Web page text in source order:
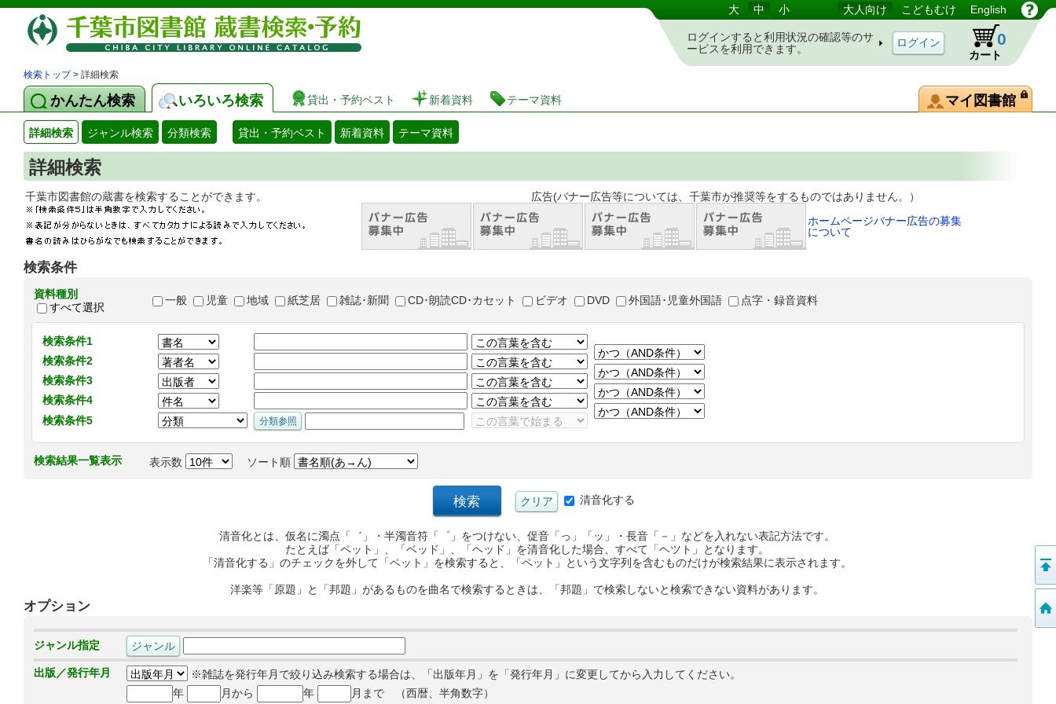
図書館 蔵書検索・予約システム 大 中 小 大人向け こどもむけ English
ログインすると利用状況の確認等のサ
ービスを利用できます。
カート
0
検索トップ> 詳細検索
かんたん検索 いろいろ検索 貸出・予約ベスト 新着資料 テーマ資料 マイ図書館
詳細検索 ジャンル検索 分類検索 貸出・予約ベスト 新着資料 テーマ資料
詳細検索
千葉市図書館の蔵書を検索することができます。 広告(バナー広告等については、千葉市が推奨等をするものではありません。）
ホームページバナー広告の募集
について
検索条件
資料種別
すべて選択
一般 児童 地域 紙芝居 雑誌･新聞 CD･朗読CD･カセット ビデオ DVD 外国語･児童外国語 点字・録音資料
検索条件1
検索条件2
検索条件3
検索条件4
検索条件5
検索結果一覧表示 表示数 ソート順
清音化する
清音化とは、仮名に濁点「゛」・半濁音符「゜」をつけない、促音「っ」「ッ」・長音「－」などを入れない表記方法です。
たとえば「ペット」、「ベッド」、「ヘッド」を清音化した場合、すべて「ヘツト」となります。
「清音化する」のチェックを外して「ペット」を検索すると、「ペット」という文字列を含むものだけが検索結果に表示されます。
洋楽等「原題」と「邦題」があるものを曲名で検索するときは、「邦題」で検索しないと検索できない資料があります。
オプション
ジャンル指定
出版／発行年月
※雑誌を発行年月で絞り込み検索する場合は、「出版年月」を「発行年月」に変更してから入力してください。
年
月から 年 月まで （西暦、半角数字）